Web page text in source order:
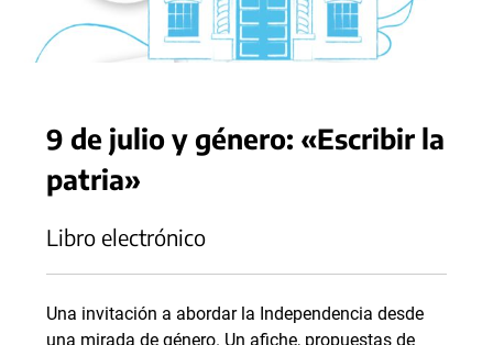
9 de julio y género: «Escribir la
patria»
Libro electrónico
Una invitación a abordar la Independencia desde
una mirada de género. Un afiche, propuestas de